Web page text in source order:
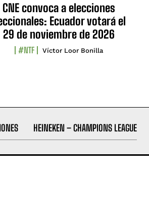
CNE convoca a elecciones
Ecuador votará el
29 de noviembre de 2026
#NTF Víctor Loor Bonilla
HEINEKEN – CHAMPIONS LEAGUE